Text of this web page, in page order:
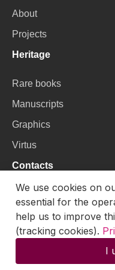
About
Projects
Heritage
Rare books
Manuscripts
Graphics
Virtus
Contacts
VU Library
Universiteto g. 3, LT-
Email:
We use cookies on
essential for the
help us to improve
(tracking cookies).
I